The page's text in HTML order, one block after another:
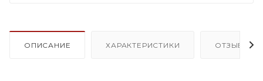
ОПИСАНИЕ ХАРАКТЕРИСТИКИ ОТЗЫВЫ (2)